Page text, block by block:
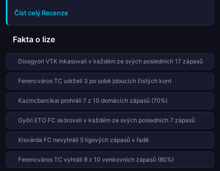
o...
Číst celý Recenze
Fakta o lize
Diosgyori VTK inkasovali v každém ze svých posledních 17 zápasů
Ferencváros TC udrželi 3 po sobě jdoucích čistých kont
Kazincbarcikai prohráli 7 z 10 domácích zápasů (70%)
Győri ETO FC skórovali v každém ze svých posledních 7 zápasů
Kisvárda FC nevyhráli 5 ligových zápasů v řadě
Ferencváros TC vyhráli 8 z 10 venkovních zápasů (80%)